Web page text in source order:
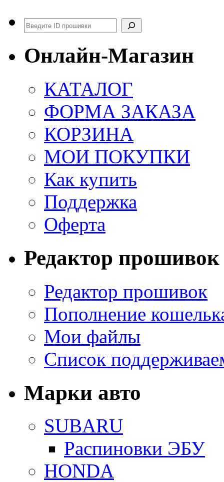
Поиск
Онлайн-Магазин
КАТАЛОГ
ФОРМА ЗАКАЗА
КОРЗИНА
МОИ ПОКУПКИ
Как купить
Поддержка
Оферта
Редактор прошивок
Редактор прошивок
Пополнение
Мои файлы
Список
Марки авто
SUBARU
Распиновки ЭБУ
HONDA